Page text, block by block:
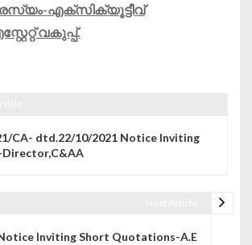
എക്‌സിക്യൂട്ടീവ്
വകുപ്പ്.
CA- dtd.22/10/2021 Notice Inviting
Director,C&AA
Inviting Short Quotations-A.E